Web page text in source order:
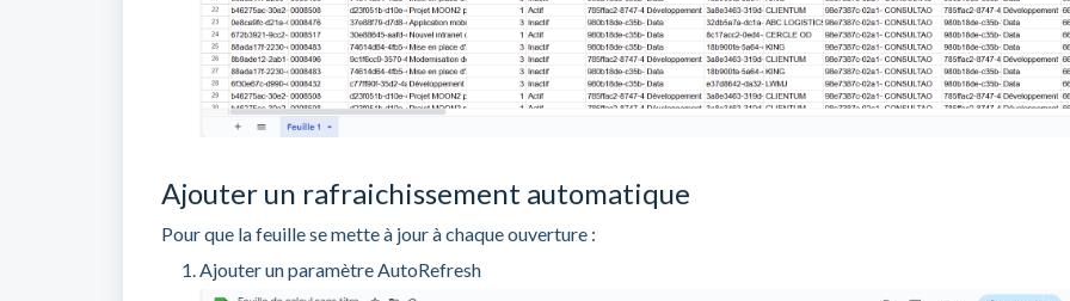
Ajouter un rafraichissement automatique
Pour que la feuille se mette à jour à chaque ouverture :
Ajouter un paramètre AutoRefresh